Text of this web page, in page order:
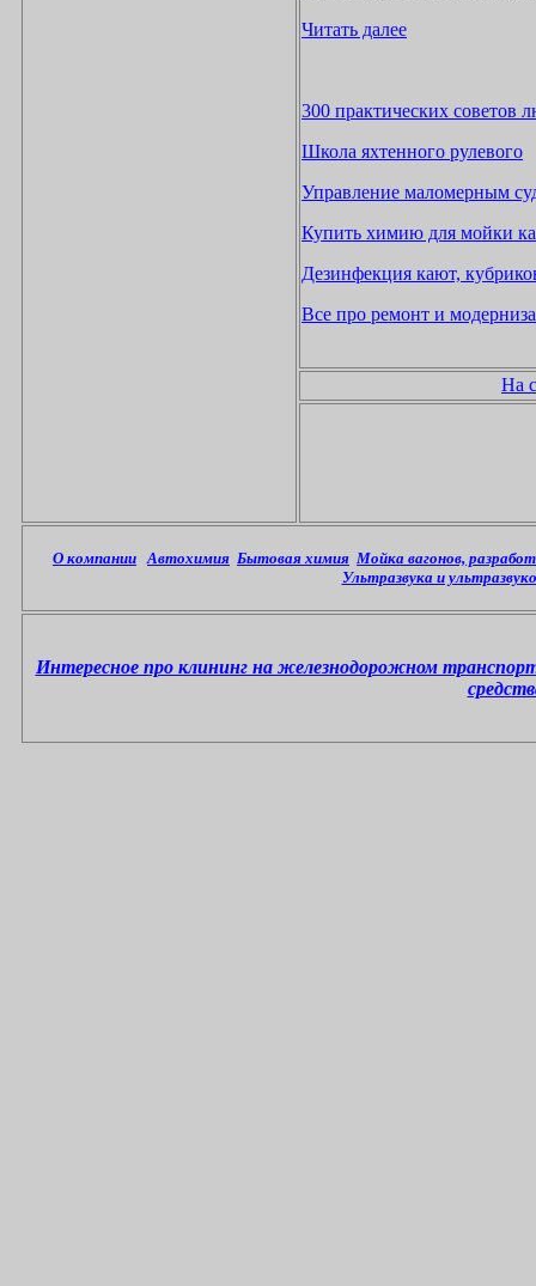
Читать далее
300 практических советов
Школа яхтенного рулевого
Управление маломерным
Купить химию для мойки
Дезинфекция кают,
Все про ремонт и
На
О компании Автохимия Бытовая химия Мойка вагонов,
Ультразвука и
Интересное про клининг на железнодорожном